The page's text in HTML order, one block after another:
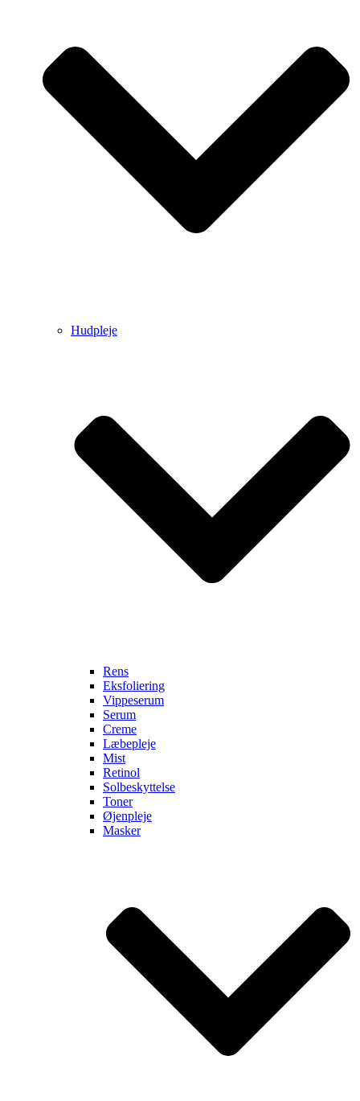
Hudpleje
Rens
Eksfoliering
Vippeserum
Serum
Creme
Læbepleje
Mist
Retinol
Solbeskyttelse
Toner
Øjenpleje
Masker